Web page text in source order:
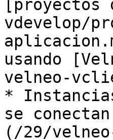
vdevelop/
usando
velneo-
*
se
(/29/